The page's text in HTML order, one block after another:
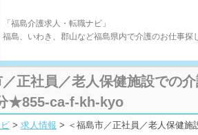
「福島介護求人・転職ナビ」
福島、いわき、郡山など福島県内で介護のお仕事探
／正社員／老人保健施設で
★855-ca-f-kh-kyo
> 求人情報 > ＜福島市／正社員／老人保健